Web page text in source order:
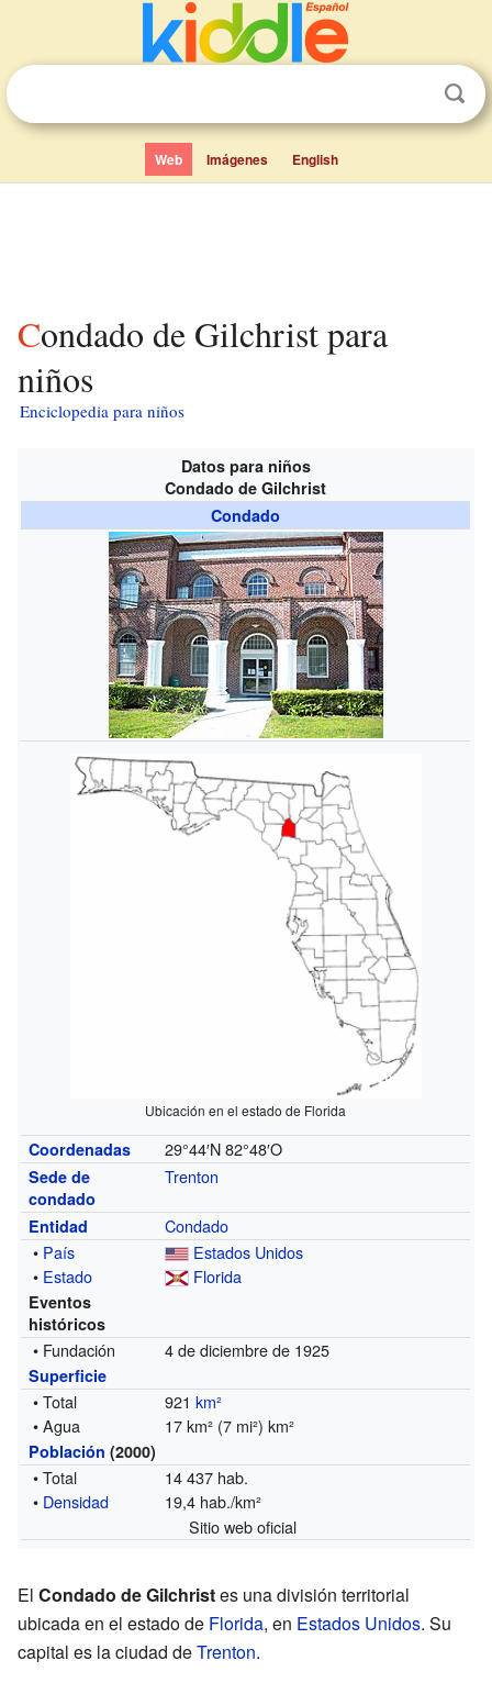
Web Imágenes English
Condado de Gilchrist para
niños
Enciclopedia para niños
Datos para niños
Condado de Gilchrist
Condado
Ubicación en el estado de Florida
Coordenadas 29°44′N 82°48′O
Sede de
condado
Trenton
Entidad
Condado
• País
Estados Unidos
• Estado Florida
Eventos
históricos
• Fundación 4 de diciembre de 1925
Superficie
• Total 921km²
• Agua
17 km² (7 mi²) km²
Población (2000)
• Total
14 437 hab.
• Densidad
19,4 hab./km²
Sitio web oficial
El Condado de Gilchristes una división territorial
ubicada en el estado de Florida, en Estados Unidos. Su
capital es la ciudad deTrenton.